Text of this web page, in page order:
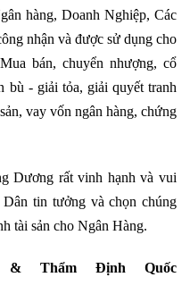
hàng, Doanh Nghiệp, Các
nhận và được sử dụng cho
bán, chuyển nhượng, cổ
bù - giải tỏa, giải quyết tranh
vay vốn ngân hàng, chứng
rất vinh hạnh và vui
tin tưởng và chọn chúng
tài sản cho Ngân Hàng.
Thẩm Định Quốc